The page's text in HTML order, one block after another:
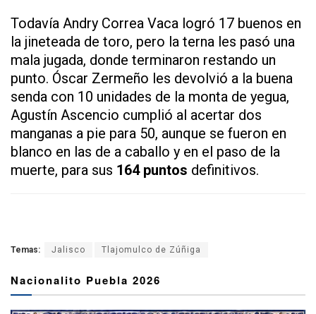
Todavía Andry Correa Vaca logró 17 buenos en
la jineteada de toro, pero la terna les pasó una
mala jugada, donde terminaron restando un
punto. Óscar Zermeño les devolvió a la buena
senda con 10 unidades de la monta de yegua,
Agustín Ascencio cumplió al acertar dos
manganas a pie para 50, aunque se fueron en
blanco en las de a caballo y en el paso de la
muerte, para sus 164 puntos definitivos.
Temas: Jalisco Tlajomulco de Zúñiga
Nacionalito Puebla 2026